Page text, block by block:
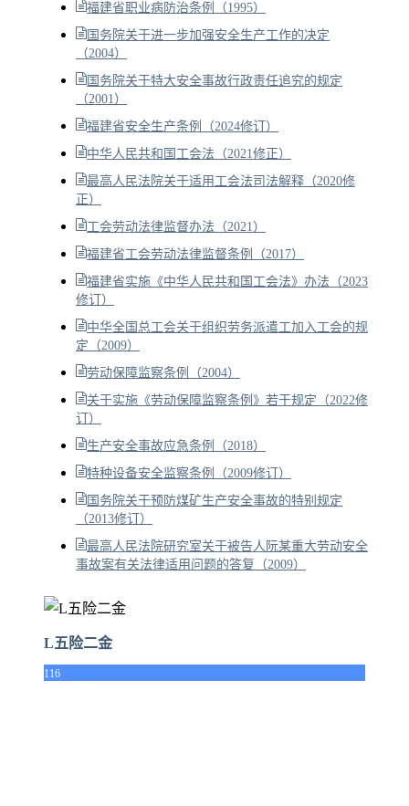
福建省职业病防治条例（1995）
国务院关于进一步加强安全生产工作的决定
（2004）
国务院关于特大安全事故行政责任追究的规定
（2001）
福建省安全生产条例（2024修订）
中华人民共和国工会法（2021修正）
最高人民法院关于适用工会法司法解释（2020修
正）
工会劳动法律监督办法（2021）
福建省工会劳动法律监督条例（2017）
福建省实施《中华人民共和国工会法》办法（2023
修订）
中华全国总工会关于组织劳务派遣工加入工会的规
定（2009）
劳动保障监察条例（2004）
关于实施《劳动保障监察条例》若干规定（2022修
订）
生产安全事故应急条例（2018）
特种设备安全监察条例（2009修订）
国务院关于预防煤矿生产安全事故的特别规定
（2013修订）
最高人民法院研究室关于被告人阮某重大劳动安全
事故案有关法律适用问题的答复（2009）
L五险二金
116